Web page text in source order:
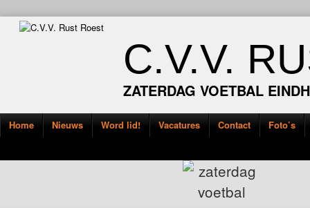
C.V.V.
ZATERDAG VOETBAL
Home Nieuws Word lid! Vacatures Contact Foto’s